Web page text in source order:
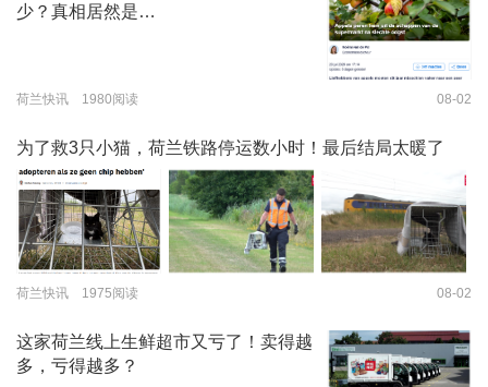
少？真相居然是…
荷兰快讯 1980阅读 08-02
为了救3只小猫，荷兰铁路停运数小时！最后结局太暖了
荷兰快讯 1975阅读 08-02
这家荷兰线上生鲜超市又亏了！卖得越
多，亏得越多？